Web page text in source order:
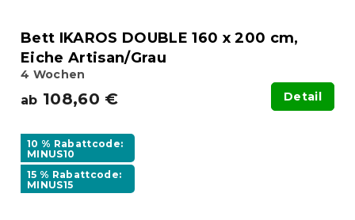
Bett IKAROS DOUBLE 160 x 200 cm,
Eiche Artisan/Grau
4 Wochen
ab 108,60 € Detail
10 % Rabattcode:
MINUS10
15 % Rabattcode:
MINUS15